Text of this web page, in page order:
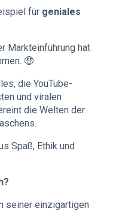
für geniales
Markteinführung hat
🤑
die YouTube-
und viralen
die Welten der
Spaß, Ethik und
seiner einzigartigen